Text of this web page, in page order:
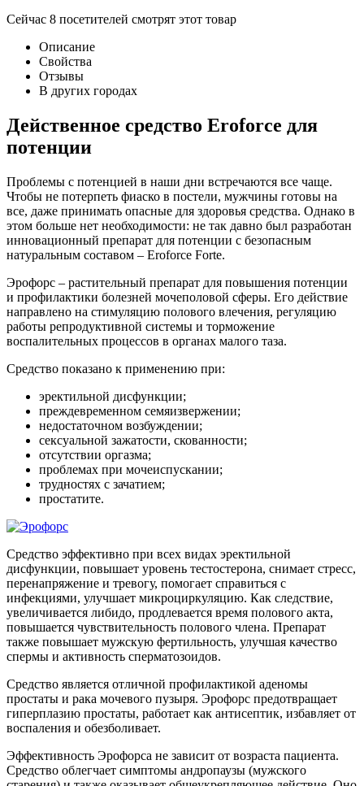
Сейчас 8 посетителей смотрят этот товар
Описание
Свойства
Отзывы
В других городах
Действенное средство Eroforce для
потенции
Проблемы с потенцией в наши дни встречаются все чаще.
Чтобы не потерпеть фиаско в постели, мужчины готовы на
все, даже принимать опасные для здоровья средства. Однако в
этом больше нет необходимости: не так давно был разработан
инновационный препарат для потенции с безопасным
натуральным составом – Eroforce Forte.
Эрофорс – растительный препарат для повышения потенции
и профилактики болезней мочеполовой сферы. Его действие
направлено на стимуляцию полового влечения, регуляцию
работы репродуктивной системы и торможение
воспалительных процессов в органах малого таза.
Средство показано к применению при:
эректильной дисфункции;
преждевременном семяизвержении;
недостаточном возбуждении;
сексуальной зажатости, скованности;
отсутствии оргазма;
проблемах при мочеиспускании;
трудностях с зачатием;
простатите.
Средство эффективно при всех видах эректильной
дисфункции, повышает уровень тестостерона, снимает стресс,
перенапряжение и тревогу, помогает справиться с
инфекциями, улучшает микроциркуляцию. Как следствие,
увеличивается либидо, продлевается время полового акта,
повышается чувствительность полового члена. Препарат
также повышает мужскую фертильность, улучшая качество
спермы и активность сперматозоидов.
Средство является отличной профилактикой аденомы
простаты и рака мочевого пузыря. Эрофорс предотвращает
гиперплазию простаты, работает как антисептик, избавляет от
воспаления и обезболивает.
Эффективность Эрофорса не зависит от возраста пациента.
Средство облегчает симптомы андропаузы (мужского